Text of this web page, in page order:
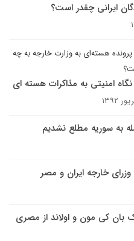
ایرانی چقدر است؟
پرونده هسته‌ای به وزارت خارجه به چه
نگاه امنیتی به مذاکرات هسته ای
به سوریه مطلع نشدیم
خارجه ایران و مصر
کی مون و اولاند از مصری